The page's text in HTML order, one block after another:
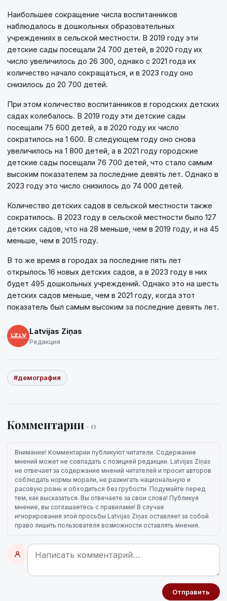
Наибольшее сокращение числа воспитанников
наблюдалось в дошкольных образовательных
учреждениях в сельской местности. В 2019 году эти
детские сады посещали 24 700 детей, в 2020 году их
число увеличилось до 26 300, однако с 2021 года их
количество начало сокращаться, и в 2023 году оно
снизилось до 20 700 детей.
При этом количество воспитанников в городских детских
садах колебалось. В 2019 году эти детские сады
посещали 75 600 детей, а в 2020 году их число
сократилось на 1 600. В следующем году оно снова
увеличилось на 1 800 детей, а в 2021 году городские
детские сады посещали 76 700 детей, что стало самым
высоким показателем за последние девять лет. Однако в
2023 году это число снизилось до 74 000 детей.
Количество детских садов в сельской местности также
сократилось. В 2023 году в сельской местности было 127
детских садов, что на 28 меньше, чем в 2019 году, и на 45
меньше, чем в 2015 году.
В то же время в городах за последние пять лет
открылось 16 новых детских садов, а в 2023 году в них
будет 495 дошкольных учреждений. Однако это на шесть
детских садов меньше, чем в 2021 году, когда этот
показатель был самым высоким за последние девять лет.
Latvijas Ziņas
Редакция
#демография
Комментарии · 0
Внимание! Комментарии публикуют читатели. Содержание
мнений может не совпадать с позицией редакции. Latvijas Ziņas
не отвечает за содержание мнений читателей и просит авторов
соблюдать нормы морали, не разжигать национальную и
расовую рознь и обходиться без грубости. Подумайте перед
тем, как высказаться. Вы отвечаете за свои слова! Публикуя
мнение, вы соглашаетесь с правилами! В случае
игнорирования этой просьбы Latvijas Ziņas оставляет за собой
право лишить пользователя возможности оставлять мнения.
Отправить